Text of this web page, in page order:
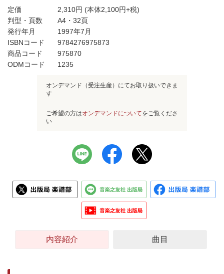
定価 2,310円 (本体2,100円+税)
判型・頁数
A4・32頁
発行年月
1997年7月
ISBNコード
9784276975873
商品コード
975870
ODMコード
1235
オンデマンド（受注生産）にてお取り扱いできま
す
ご希望の方はオンデマンドについてをご覧くださ
い
内容紹介 曲目